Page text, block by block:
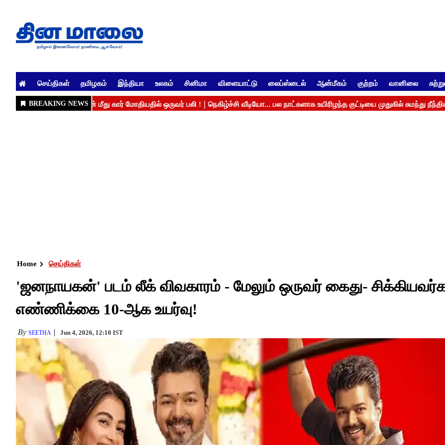
செய்திகள் தமிழகம் இந்தியா உலகம் சினிமா விளையாட்டு லைப்ஸ்டைல் ஆன்மீகம் குற்றம் வானிலை
Home செய்திகள்
'ஜனநாயகன்' படம் லீக் விவகாரம் - மேலும் ஒருவர் கைது-
எண்ணிக்கை 10-ஆக உயர்வு!
By SEETHA Jun 4, 2026, 12:10 IST